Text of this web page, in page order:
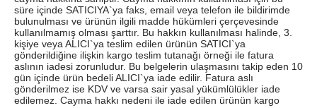
süre içinde SATICIYA`ya faks, email veya telefon ile bildirimde
bulunulması ve ürünün ilgili madde hükümleri çerçevesinde
kullanılmamış olması şarttır. Bu hakkın kullanılması halinde, 3.
kişiye veya ALICI`ya teslim edilen ürünün SATICI`ya
gönderildiğine ilişkin kargo teslim tutanağı örneği ile fatura
aslının iadesi zorunludur. Bu belgelerin ulaşmasını takip eden 10
gün içinde ürün bedeli ALICI`ya iade edilir. Fatura aslı
gönderilmez ise KDV ve varsa sair yasal yükümlülükler iade
edilemez. Cayma hakkı nedeni ile iade edilen ürünün kargo